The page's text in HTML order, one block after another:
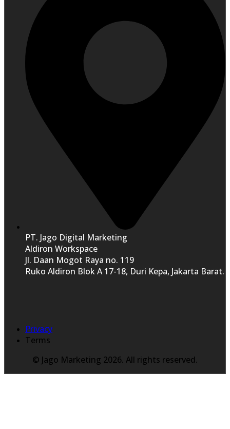
PT. Jago Digital Marketing
Aldiron Workspace
Jl. Daan Mogot Raya no. 119
Ruko Aldiron Blok A 17-18, Duri Kepa, Jakarta Barat.
Privacy
Terms
© Jago Marketing 2026. All rights reserved.